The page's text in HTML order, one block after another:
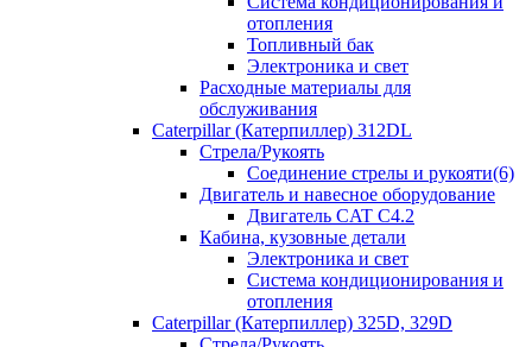
отопления
Топливный бак
Электроника и свет
Расходные материалы для
обслуживания
Caterpillar (Катерпиллер) 312DL
Стрела/Рукоять
Соединение стрелы и рукояти(6)
Двигатель и навесное оборудование
Двигатель CAT С4.2
Кабина, кузовные детали
Электроника и свет
Система кондиционирования и
отопления
Caterpillar (Катерпиллер) 325D, 329D